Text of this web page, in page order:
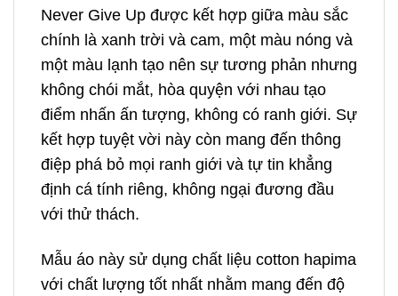
Never Give Up được kết hợp giữa màu sắc
chính là xanh trời và cam, một màu nóng và
một màu lạnh tạo nên sự tương phản nhưng
không chói mắt, hòa quyện với nhau tạo
điểm nhấn ấn tượng, không có ranh giới. Sự
kết hợp tuyệt vời này còn mang đến thông
điệp phá bỏ mọi ranh giới và tự tin khẳng
định cá tính riêng, không ngại đương đầu
với thử thách.
Mẫu áo này sử dụng chất liệu cotton hapima
với chất lượng tốt nhất nhằm mang đến độ